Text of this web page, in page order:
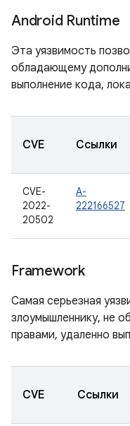
Android Runtime
Эта уязвимость
обладающему
выполнение кода,
CVE Ссылки
CVE-
2022-
20502
A-
222166527
Framework
Самая серьезная
злоумышленнику, не
правами, удаленно
CVE Ссылки